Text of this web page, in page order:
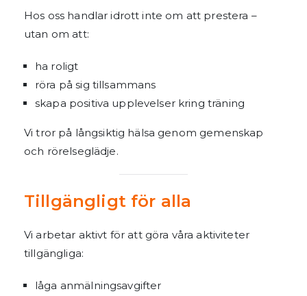
Hos oss handlar idrott inte om att prestera –
utan om att:
ha roligt
röra på sig tillsammans
skapa positiva upplevelser kring träning
Vi tror på långsiktig hälsa genom gemenskap
och rörelseglädje.
Tillgängligt för alla
Vi arbetar aktivt för att göra våra aktiviteter
tillgängliga:
låga anmälningsavgifter